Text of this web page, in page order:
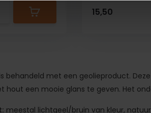
15,50
behandeld met een geolieproduct.
hout een mooie glans te geven. Het
meestal lichtgeel/bruin van kleur,